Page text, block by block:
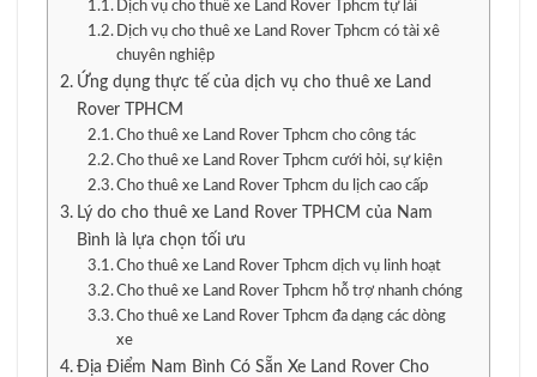
Dịch vụ cho thuê xe Land Rover Tphcm tự lái
Dịch vụ cho thuê xe Land Rover Tphcm có tài xê
chuyên nghiệp
Ứng dụng thực tế của dịch vụ cho thuê xe Land
Rover TPHCM
Cho thuê xe Land Rover Tphcm cho công tác
Cho thuê xe Land Rover Tphcm cưới hỏi, sự kiện
Cho thuê xe Land Rover Tphcm du lịch cao cấp
Lý do cho thuê xe Land Rover TPHCM của Nam
Bình là lựa chọn tối ưu
Cho thuê xe Land Rover Tphcm dịch vụ linh hoạt
Cho thuê xe Land Rover Tphcm hỗ trợ nhanh chóng
Cho thuê xe Land Rover Tphcm đa dạng các dòng
xe
Địa Điểm Nam Bình Có Sẵn Xe Land Rover Cho